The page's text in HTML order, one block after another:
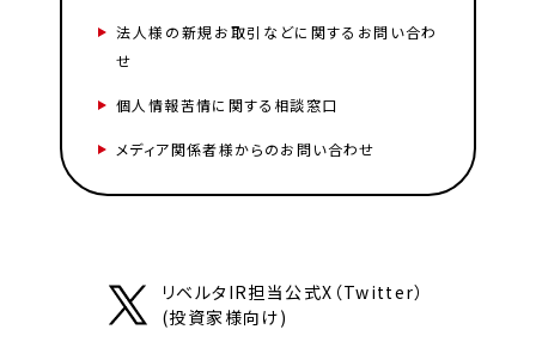
法人様の新規お取引などに関するお問い合わ
せ
個人情報苦情に関する相談窓口
メディア関係者様からのお問い合わせ
リベルタIR担当公式X（Twitter）
(投資家様向け)